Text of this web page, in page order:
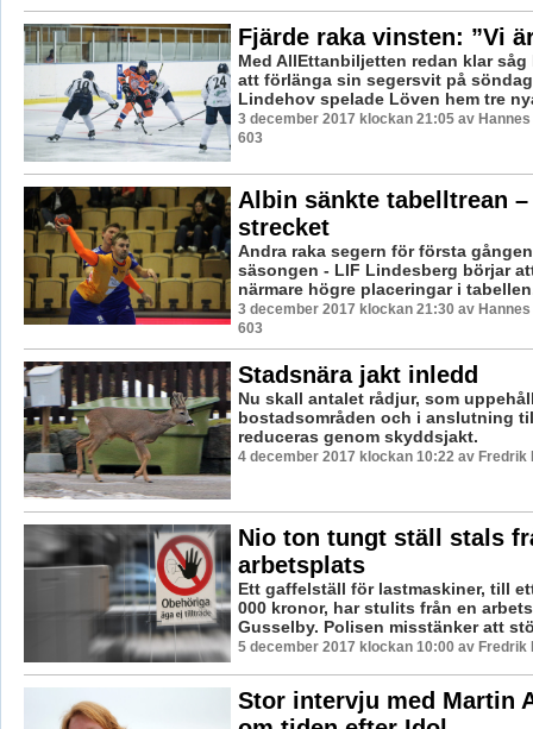
Fjärde raka vinsten: ”Vi
Med AllEttanbiljetten redan klar
att förlänga sin segersvit på
Lindehov spelade Löven hem tre
3 december 2017 klockan 21:05 av Hannes
603
Albin sänkte tabelltrean –
strecket
Andra raka segern för första
säsongen - LIF Lindesberg börjar
närmare högre placeringar i
3 december 2017 klockan 21:30 av Hannes
603
Stadsnära jakt inledd
Nu skall antalet rådjur, som
bostadsområden och i anslutning
reduceras genom skyddsjakt.
4 december 2017 klockan 10:22 av Fredrik
Nio ton tungt ställ stals
arbetsplats
Ett gaffelställ för lastmaskiner, till
000 kronor, har stulits från en
Gusselby. Polisen misstänker att
5 december 2017 klockan 10:00 av Fredrik
Stor intervju med Martin